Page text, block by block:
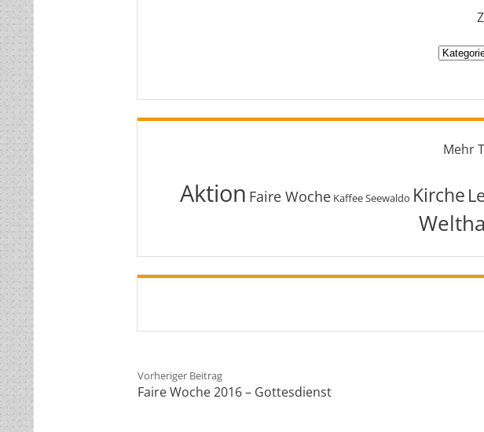
Zur
Mehr
Aktion Faire Woche Kaffee Seewaldo Kirche
Vorheriger Beitrag
Faire Woche 2016 – Gottesdienst